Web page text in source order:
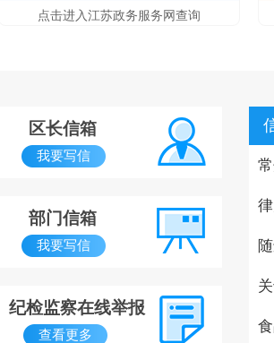
点击进入江苏政务服务网查询
区长信箱
我要写信
部门信箱
我要写信
纪检监察在线举报
查看更多